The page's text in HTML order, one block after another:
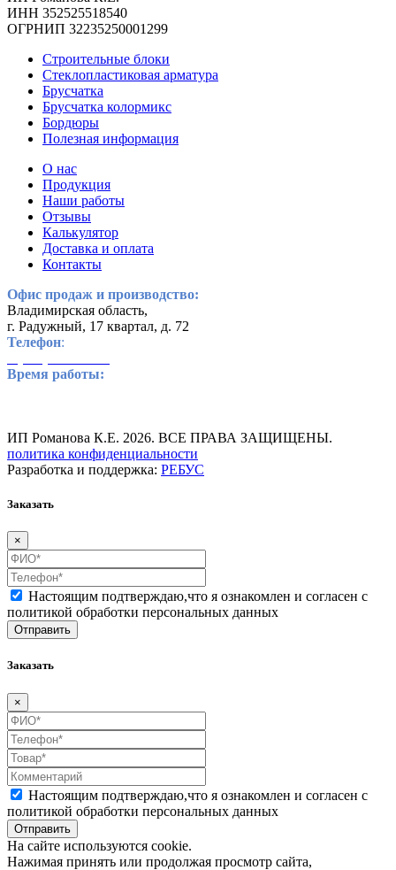
ИНН 352525518540
ОГРНИП 32235250001299
Строительные блоки
Стеклопластиковая арматура
Брусчатка
Брусчатка колормикс
Бордюры
Полезная информация
О нас
Продукция
Наши работы
Отзывы
Калькулятор
Доставка и оплата
Контакты
Офис продаж и производство:
Владимирская область,
г. Радужный, 17 квартал, д. 72
Телефон:
Время работы:
ИП Романова К.Е. 2026. ВСЕ ПРАВА ЗАЩИЩЕНЫ.
политика конфиденциальности
Разработка и поддержка: РЕБУС
Заказать
×
Настоящим подтверждаю,что я ознакомлен и согласен с
политикой обработки персональных данных
Заказать
×
Настоящим подтверждаю,что я ознакомлен и согласен с
политикой обработки персональных данных
На сайте используются cookie.
Нажимая принять или продолжая просмотр сайта,